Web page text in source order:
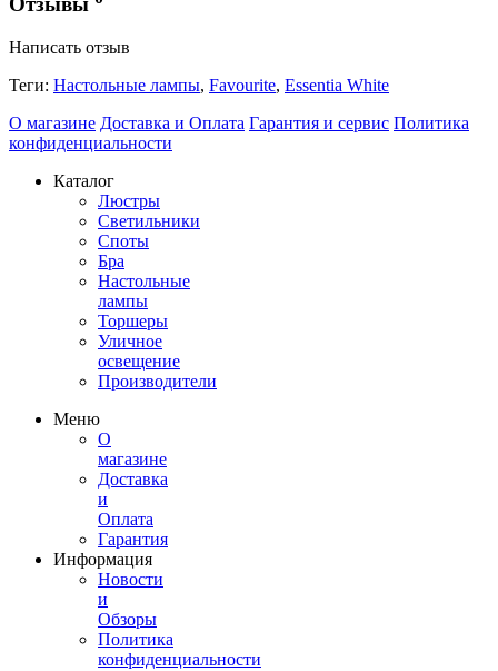
Написать отзыв
Теги: Настольные лампы, Favourite, Essentia White
О магазине Доставка и Оплата Гарантия и сервис Политика
конфиденциальности
Каталог
Люстры
Светильники
Споты
Бра
Настольные
лампы
Торшеры
Уличное
освещение
Производители
Меню
О
магазине
Доставка
и
Оплата
Гарантия
Информация
Новости
и
Обзоры
Политика
конфиденциальности